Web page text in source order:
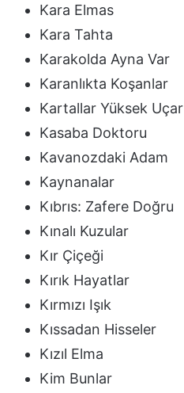
Kara Elmas
Kara Tahta
Karakolda Ayna Var
Karanlıkta Koşanlar
Kartallar Yüksek Uçar
Kasaba Doktoru
Kavanozdaki Adam
Kaynanalar
Kıbrıs: Zafere Doğru
Kınalı Kuzular
Kır Çiçeği
Kırık Hayatlar
Kırmızı Işık
Kıssadan Hisseler
Kızıl Elma
Kim Bunlar